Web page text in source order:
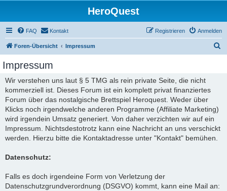
HeroQuest
FAQ Kontakt Anmelden
Registrieren
Foren-Übersicht Impressum
Impressum
Wir verstehen uns laut § 5 TMG als rein private Seite, die nicht
kommerziell ist. Dieses Forum ist ein komplett privat finanziertes
Forum über das nostalgische Brettspiel Heroquest. Weder über
Klicks noch irgendwelche anderen Programme (Affiliate Marketing)
wird irgendein Umsatz generiert. Von daher verzichten wir auf ein
Impressum. Nichtsdestotrotz kann eine Nachricht an uns verschickt
werden. Hierzu bitte die Kontaktadresse unter "Kontakt" bemühen.
Datenschutz:
Falls es doch irgendeine Form von Verletzung der
Datenschutzgrundverordnung (DSGVO) kommt, kann eine Mail an: